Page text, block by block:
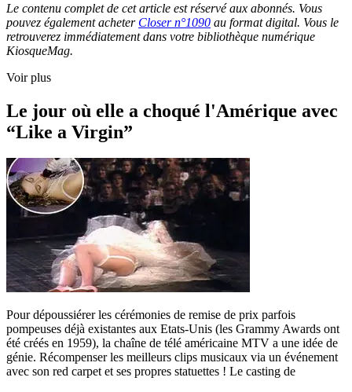
Le contenu complet de cet article est réservé aux abonnés. Vous
pouvez également acheter Closer n°1090 au format digital. Vous le
retrouverez immédiatement dans votre bibliothèque numérique
KiosqueMag.
Voir plus
Le jour où elle a choqué l'Amérique avec
“Like a Virgin”
Pour dépoussiérer les cérémonies de remise de prix parfois
pompeuses déjà existantes aux Etats-Unis (les Grammy Awards ont
été créés en 1959), la chaîne de télé américaine MTV a une idée de
génie. Récompenser les meilleurs clips musicaux via un événement
avec son red carpet et ses propres statuettes ! Le casting de